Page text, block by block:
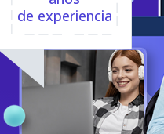
de experiencia